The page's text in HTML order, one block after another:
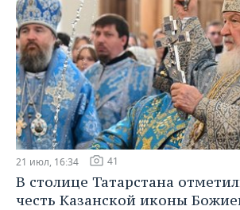
21 июл, 16:34 41
В столице Татарстана
честь Казанской иконы